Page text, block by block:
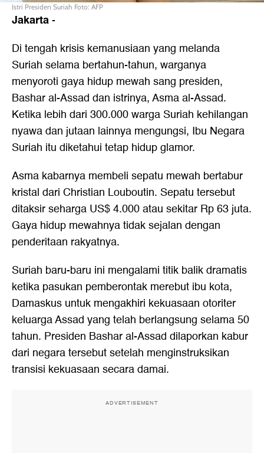
Istri Presiden Suriah Foto: AFP
Jakarta-
Di tengah krisis kemanusiaan yang melanda
Suriah selama bertahun-tahun, warganya
menyoroti gaya hidup mewah sang presiden,
Bashar al-Assad dan istrinya, Asma al-Assad.
Ketika lebih dari 300.000 warga Suriah kehilangan
nyawa dan jutaan lainnya mengungsi, Ibu Negara
Suriah itu diketahui tetap hidup glamor.
Asma kabarnya membeli sepatu mewah bertabur
kristal dari Christian Louboutin. Sepatu tersebut
ditaksir seharga US$ 4.000 atau sekitar Rp 63 juta.
Gaya hidup mewahnya tidak sejalan dengan
penderitaan rakyatnya.
Suriah baru-baru ini mengalami titik balik dramatis
ketika pasukan pemberontak merebut ibu kota,
Damaskus untuk mengakhiri kekuasaan otoriter
keluarga Assad yang telah berlangsung selama 50
tahun. Presiden Bashar al-Assad dilaporkan kabur
dari negara tersebut setelah menginstruksikan
transisi kekuasaan secara damai.
ADVERTISEMENT